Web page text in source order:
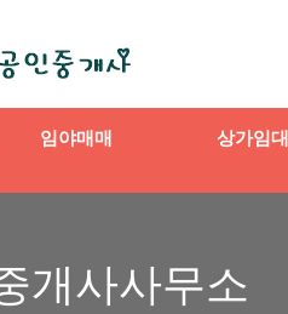
임야매매 상가임대
개사사무소